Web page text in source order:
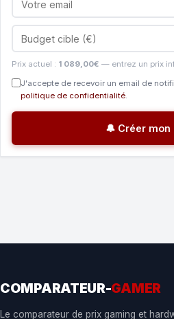
Prix actuel : 1 089,00€ — entrez un prix
J'accepte de recevoir un email de
politique de confidentialité.
🔔 Créer mon
COMPARATEUR-GAMER
Le comparateur de prix gaming et